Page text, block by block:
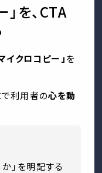
を、CTA
イクロコピー」を
で利用者の心を動
」を明記する